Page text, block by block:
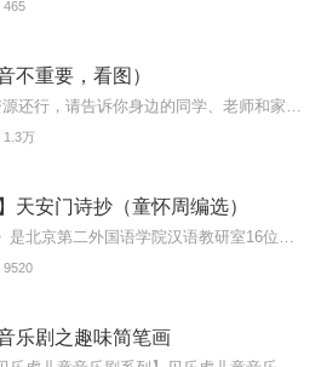
465
不重要，看图）
1.3万
天安门诗抄（童怀周编选）
9520
乐剧之趣味简笔画